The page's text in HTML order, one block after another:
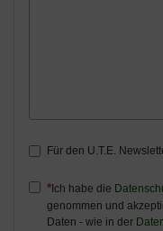
Für den U.T.E.
Ich habe die
genommen und
Daten - wie in der